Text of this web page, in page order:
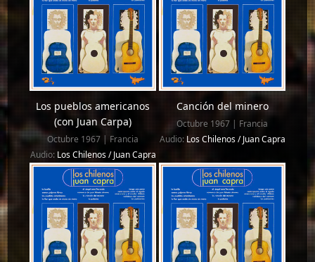
Los pueblos americanos
(con Juan Carpa)
Octubre 1967 | Francia
Audio: Los Chilenos / Juan Capra
Canción del minero
Octubre 1967 | Francia
Audio:Los Chilenos / Juan Capra